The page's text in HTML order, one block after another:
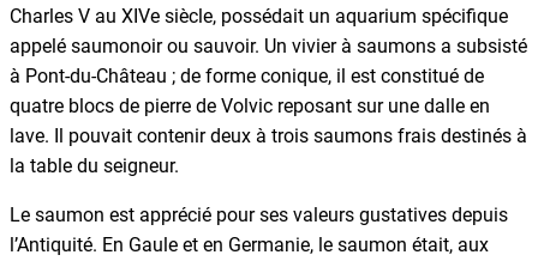
Charles V au XIVe siècle, possédait un aquarium spécifique
appelé saumonoir ou sauvoir. Un vivier à saumons a subsisté
à Pont-du-Château ; de forme conique, il est constitué de
quatre blocs de pierre de Volvic reposant sur une dalle en
lave. Il pouvait contenir deux à trois saumons frais destinés à
la table du seigneur.
Le saumon est apprécié pour ses valeurs gustatives depuis
l’Antiquité. En Gaule et en Germanie, le saumon était, aux